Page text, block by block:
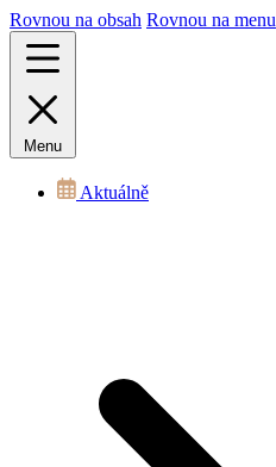
Rovnou na obsah Rovnou na menu
Menu
Aktuálně